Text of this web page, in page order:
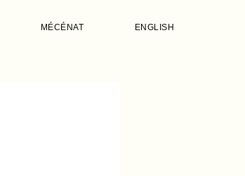
MÉCÉNAT ENGLISH